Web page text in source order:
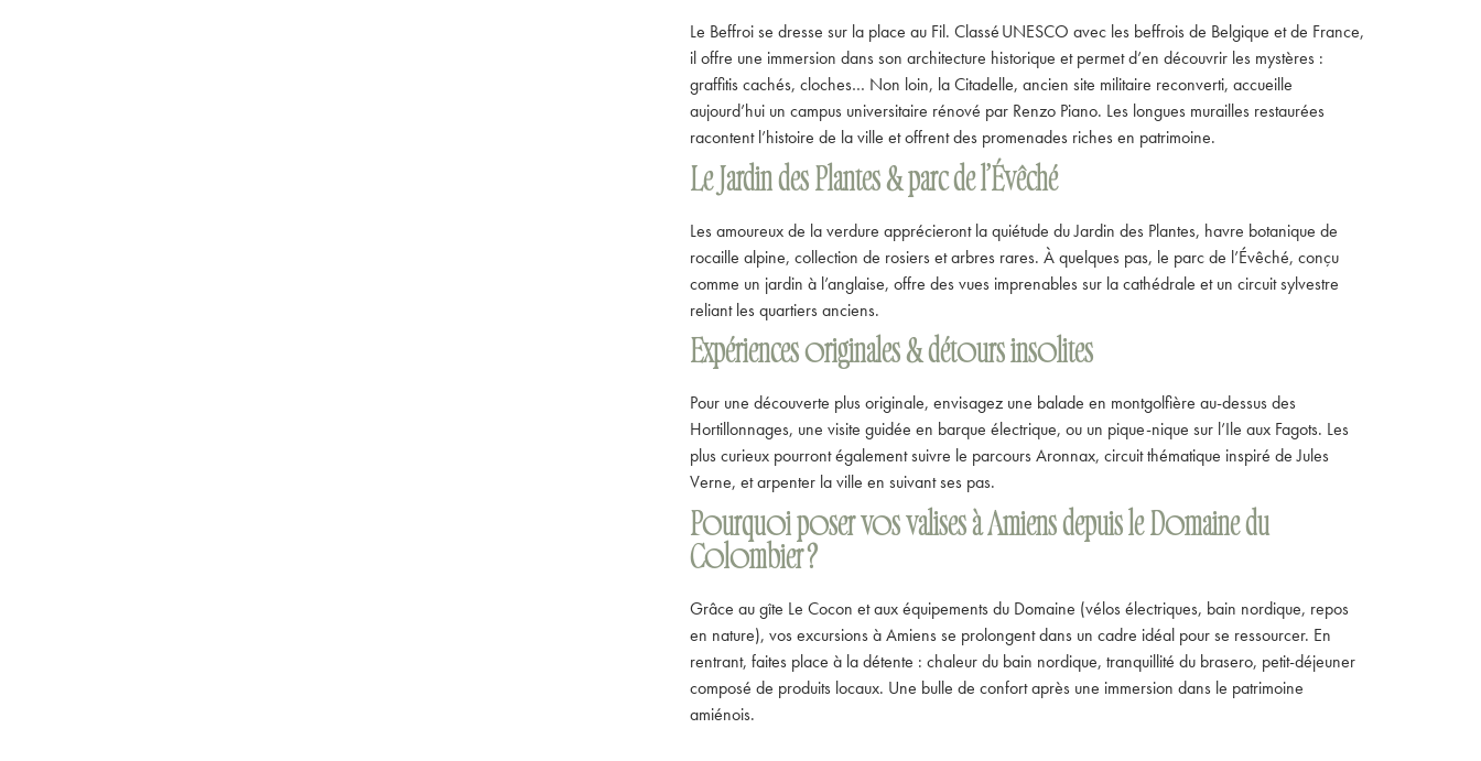
Le Beffroi se dresse sur la place au Fil. Classé UNESCO avec les beffrois de Belgique et de France,
il offre une immersion dans son architecture historique et permet d’en découvrir les mystères :
graffitis cachés, cloches… Non loin, la Citadelle, ancien site militaire reconverti, accueille
aujourd’hui un campus universitaire rénové par Renzo Piano. Les longues murailles restaurées
racontent l’histoire de la ville et offrent des promenades riches en patrimoine.
Le Jardin des Plantes & parc de l’Évêché
Les amoureux de la verdure apprécieront la quiétude du Jardin des Plantes, havre botanique de
rocaille alpine, collection de rosiers et arbres rares. À quelques pas, le parc de l’Évêché, conçu
comme un jardin à l’anglaise, offre des vues imprenables sur la cathédrale et un circuit sylvestre
reliant les quartiers anciens.
Expériences originales & détours insolites
Pour une découverte plus originale, envisagez une balade en montgolfière au-dessus des
Hortillonnages, une visite guidée en barque électrique, ou un pique-nique sur l’Ile aux Fagots. Les
plus curieux pourront également suivre le parcours Aronnax, circuit thématique inspiré de Jules
Verne, et arpenter la ville en suivant ses pas.
Pourquoi poser vos valises à Amiens depuis le Domaine du
Colombier ?
Grâce au gîte Le Cocon et aux équipements du Domaine (vélos électriques, bain nordique, repos
en nature), vos excursions à Amiens se prolongent dans un cadre idéal pour se ressourcer. En
rentrant, faites place à la détente : chaleur du bain nordique, tranquillité du brasero, petit-déjeuner
composé de produits locaux. Une bulle de confort après une immersion dans le patrimoine
amiénois.